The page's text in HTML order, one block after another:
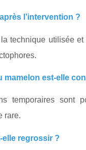
l’intervention ?
technique utilisée et
mamelon est-elle
temporaires sont
rare.
elle regrossir ?